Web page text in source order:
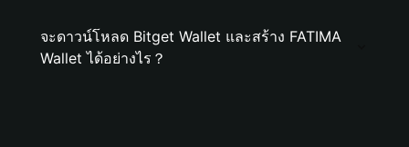
จะดาวน์โหลด Bitget Wallet และสร้าง FATIMA
Wallet ได้อย่างไร？